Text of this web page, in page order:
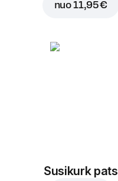
nuo11,95 €
Susikurk pats